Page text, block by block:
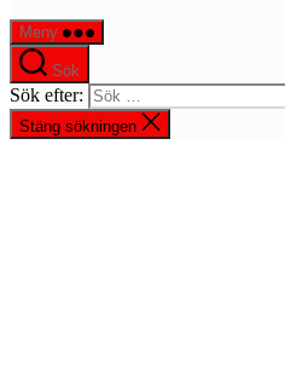
Meny
Sök
Sök efter:
Stäng sökningen